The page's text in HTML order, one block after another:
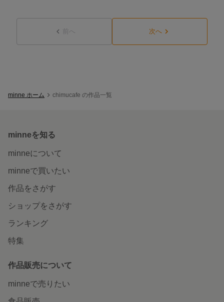
前へ 次へ
minne ホーム chimucafe の作品一覧
minneを知る
minneについて
minneで買いたい
作品をさがす
ショップをさがす
ランキング
特集
作品販売について
minneで売りたい